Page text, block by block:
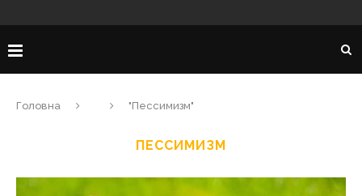
Головна "Пессимизм"
ПЕССИМИЗМ